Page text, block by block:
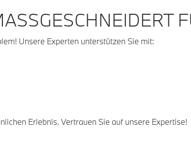
Unsere Experten unterstützen Sie mit:
Erlebnis. Vertrauen Sie auf unsere Expertise!